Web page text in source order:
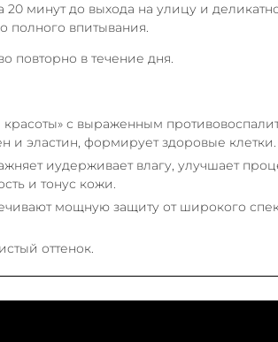
минут до выхода на улицу и
полного впитывания.
повторно в течение дня.
с выраженным
и эластин, формирует здоровые клетки.
иудерживает влагу, улучшает
и тонус кожи.
мощную защиту от широкого
оттенок.